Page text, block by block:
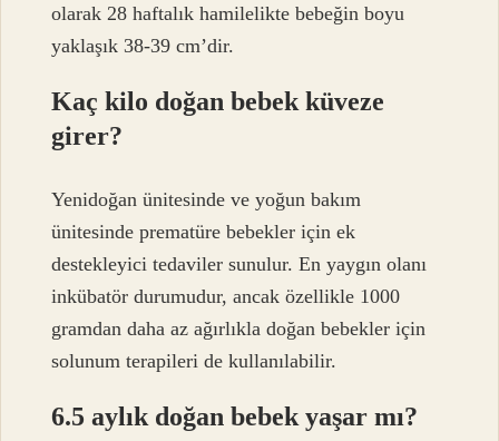
olarak 28 haftalık hamilelikte bebeğin boyu
yaklaşık 38-39 cm’dir.
Kaç kilo doğan bebek küveze
girer?
Yenidoğan ünitesinde ve yoğun bakım
ünitesinde prematüre bebekler için ek
destekleyici tedaviler sunulur. En yaygın olanı
inkübatör durumudur, ancak özellikle 1000
gramdan daha az ağırlıkla doğan bebekler için
solunum terapileri de kullanılabilir.
6.5 aylık doğan bebek yaşar mı?